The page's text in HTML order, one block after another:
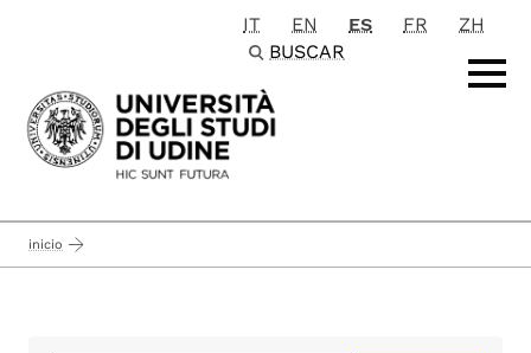
Passa al contenuto principale
IT EN ES FR
ZH
BUSCAR
inicio